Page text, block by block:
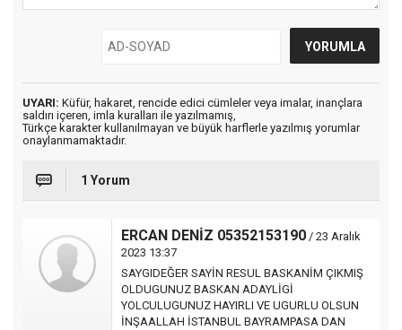
UYARI: Küfür, hakaret, rencide edici cümleler veya imalar, inançlara
saldırı içeren, imla kuralları ile yazılmamış,
Türkçe karakter kullanılmayan ve büyük harflerle yazılmış yorumlar
onaylanmamaktadır.
1 Yorum
ERCAN DENİZ 05352153190 / 23 Aralık
2023 13:37
SAYGIDEĞER SAYİN RESUL BASKANİM ÇIKMIŞ
OLDUGUNUZ BASKAN ADAYLİGİ
YOLCULUGUNUZ HAYIRLI VE UGURLU OLSUN
İNŞAALLAH İSTANBUL BAYRAMPASA DAN